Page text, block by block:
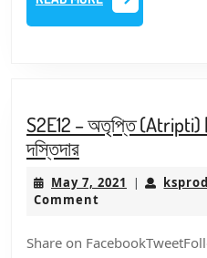
MORE
S2E12 – অতৃপ্তি (Atripti)
দস্তিদারS2E12
অতৃপ্তি
|
May 7, 2021 May
|
Comment
Share on